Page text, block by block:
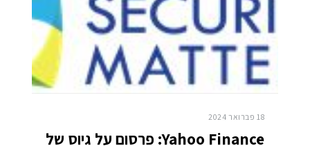
18 פברואר 2024
Yahoo Finance: פרסום על גיוס של